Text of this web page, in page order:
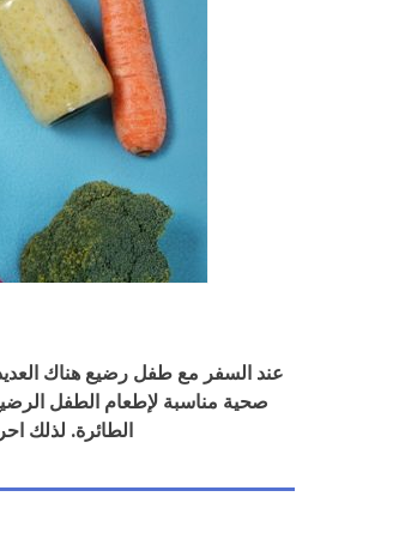
عند السفر مع طفل رضيع هناك
صحية مناسبة لإطعام الطفل
الطائرة. لذلك